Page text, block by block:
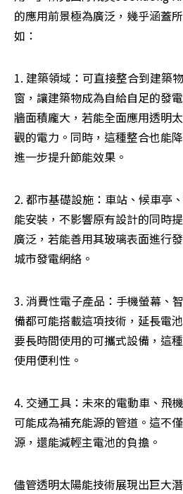
的應用前景極為廣泛，幾乎涵蓋
如：
1. 建築領域：可直接整合到建築
窗，讓建築物成為自給自足的發
牆面積龐大，若能全面應用透明
觀的電力。同時，這種整合也能
進一步提升節能效果。
2. 都市基礎設施：車站、候車亭
能安裝，不影響原有設計的同時
廣泛，若能善用其玻璃表面進行
城市發電網絡。
3. 消費性電子產品：手機螢幕、
備都可能搭載這項技術，延長電
要長時間使用的可攜式設備，這
使用便利性。
4. 交通工具：未來的電動車、飛
可能成為補充能源的管道。這不
源，還能減輕主電池的負擔。
儘管透明太陽能技術展現出巨大